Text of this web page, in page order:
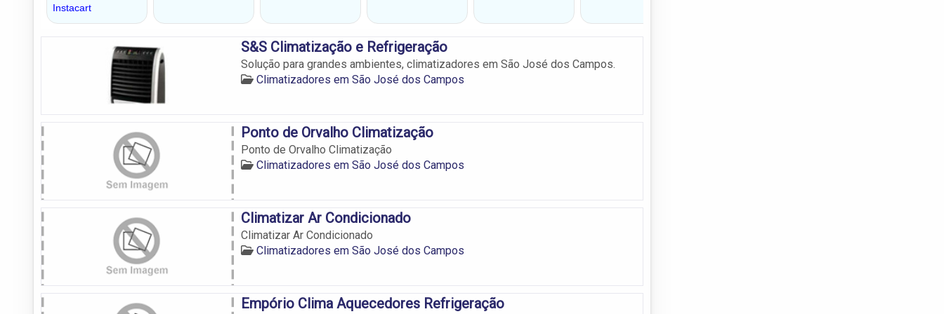
S&S Climatização e Refrigeração
Solução para grandes ambientes, climatizadores em São José dos Campos.
Climatizadores em São José dos Campos
Ponto de Orvalho Climatização
Ponto de Orvalho Climatização
Climatizadores em São José dos Campos
Climatizar Ar Condicionado
Climatizar Ar Condicionado
Climatizadores em São José dos Campos
Empório Clima Aquecedores Refrigeração